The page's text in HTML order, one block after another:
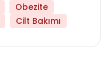
Obezite
Cilt Bakımı